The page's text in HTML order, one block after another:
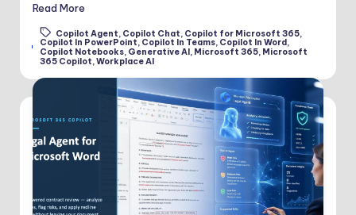
Read More
Tags:
Copilot Agent Copilot Chat Copilot for Microsoft 365
Copilot In PowerPoint, Copilot In Teams, Copilot In Word ,
Copilot Notebooks, Generative AI , Microsoft 365, Microsoft
365 Copilot,Workplace AI